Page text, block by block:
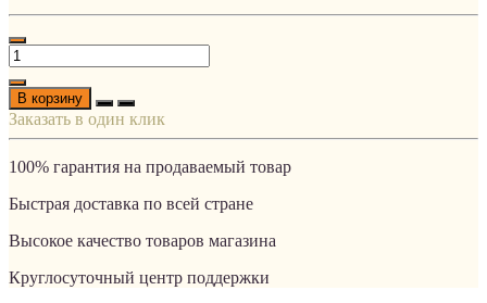
В корзину
Заказать в один клик
100% гарантия на продаваемый товар
Быстрая доставка по всей стране
Высокое качество товаров магазина
Круглосуточный центр поддержки